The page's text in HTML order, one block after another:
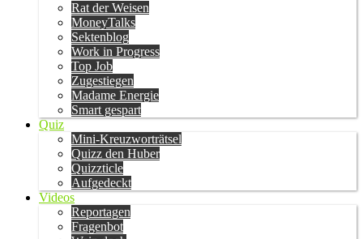
Rat der Weisen
MoneyTalks
Sektenblog
Work in Progress
Top Job
Zugestiegen
Madame Energie
Smart gespart
Quiz
Mini-Kreuzworträtsel
Quizz den Huber
Quizzticle
Aufgedeckt
Videos
Reportagen
Fragenbot